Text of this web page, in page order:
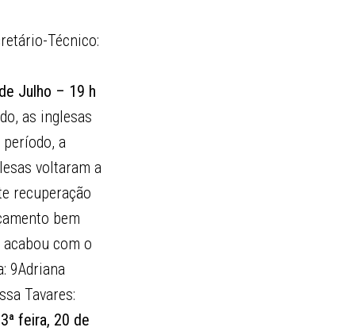
Técnico:
Julho – 19 h
as inglesas
a
voltaram a
recuperação
bem
com o
9Adriana
Tavares:
3ª feira, 20 de